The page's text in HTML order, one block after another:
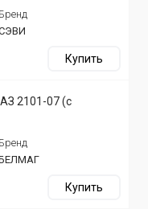
Бренд
Купить
2101-07 (с
Бренд
Купить